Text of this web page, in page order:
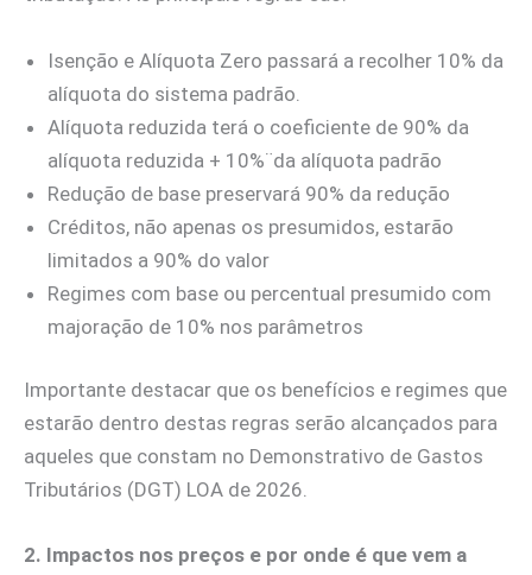
Isenção e Alíquota Zero passará a recolher 10% da
alíquota do sistema padrão.
Alíquota reduzida terá o coeficiente de 90% da
alíquota reduzida + 10%¨da alíquota padrão
Redução de base preservará 90% da redução
Créditos, não apenas os presumidos, estarão
limitados a 90% do valor
Regimes com base ou percentual presumido com
majoração de 10% nos parâmetros
Importante destacar que os benefícios e regimes que
estarão dentro destas regras serão alcançados para
aqueles que constam no Demonstrativo de Gastos
Tributários (DGT) LOA de 2026.
2. Impactos nos preços e por onde é que vem a